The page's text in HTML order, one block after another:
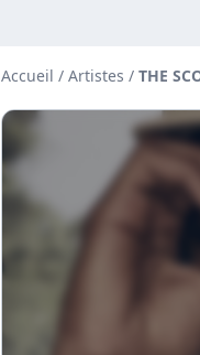
Accueil / Artistes / THE